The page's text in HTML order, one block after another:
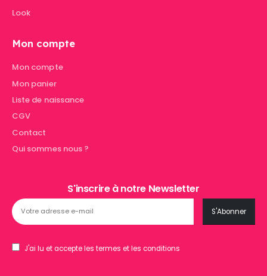
Look
Mon compte
Mon compte
Mon panier
Liste de naissance
CGV
Contact
Qui sommes nous ?
S'inscrire à notre Newsletter
J'ai lu et accepte les termes et les conditions